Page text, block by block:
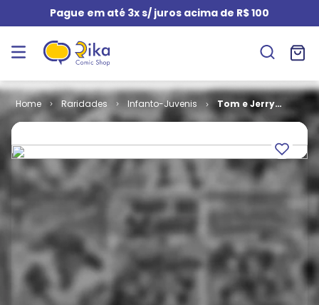
Pague em até 3x s/ juros acima de R$ 100
Raridades Infanto-Juvenis
Tom e Jerry
em Cores em
23